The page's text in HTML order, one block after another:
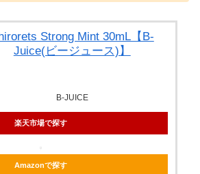
Strong Mint 30mL【B-
Juice(ビージュース)】
B-JUICE
楽天市場で探す
Amazonで探す